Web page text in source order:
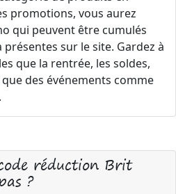
promotions, vous aurez
qui peuvent être cumulés
sur le site. Gardez à
que la rentrée, les soldes,
des événements comme
réduction Brit
?